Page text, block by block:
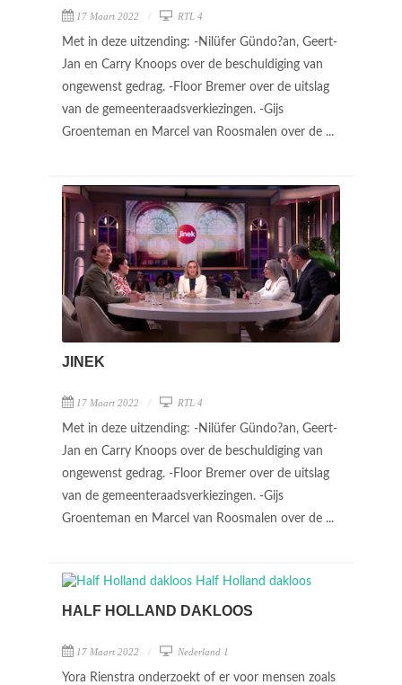
17 Maart 2022 RTL 4
Met in deze uitzending: -Nilüfer Gündo?an, Geert-
Jan en Carry Knoops over de beschuldiging van
ongewenst gedrag. -Floor Bremer over de uitslag
van de gemeenteraadsverkiezingen. -Gijs
Groenteman en Marcel van Roosmalen over de ...
JINEK
17 Maart 2022 RTL 4
Met in deze uitzending: -Nilüfer Gündo?an, Geert-
Jan en Carry Knoops over de beschuldiging van
ongewenst gedrag. -Floor Bremer over de uitslag
van de gemeenteraadsverkiezingen. -Gijs
Groenteman en Marcel van Roosmalen over de ...
HALF HOLLAND DAKLOOS
17 Maart 2022 Nederland 1
Yora Rienstra onderzoekt of er voor mensen zoals